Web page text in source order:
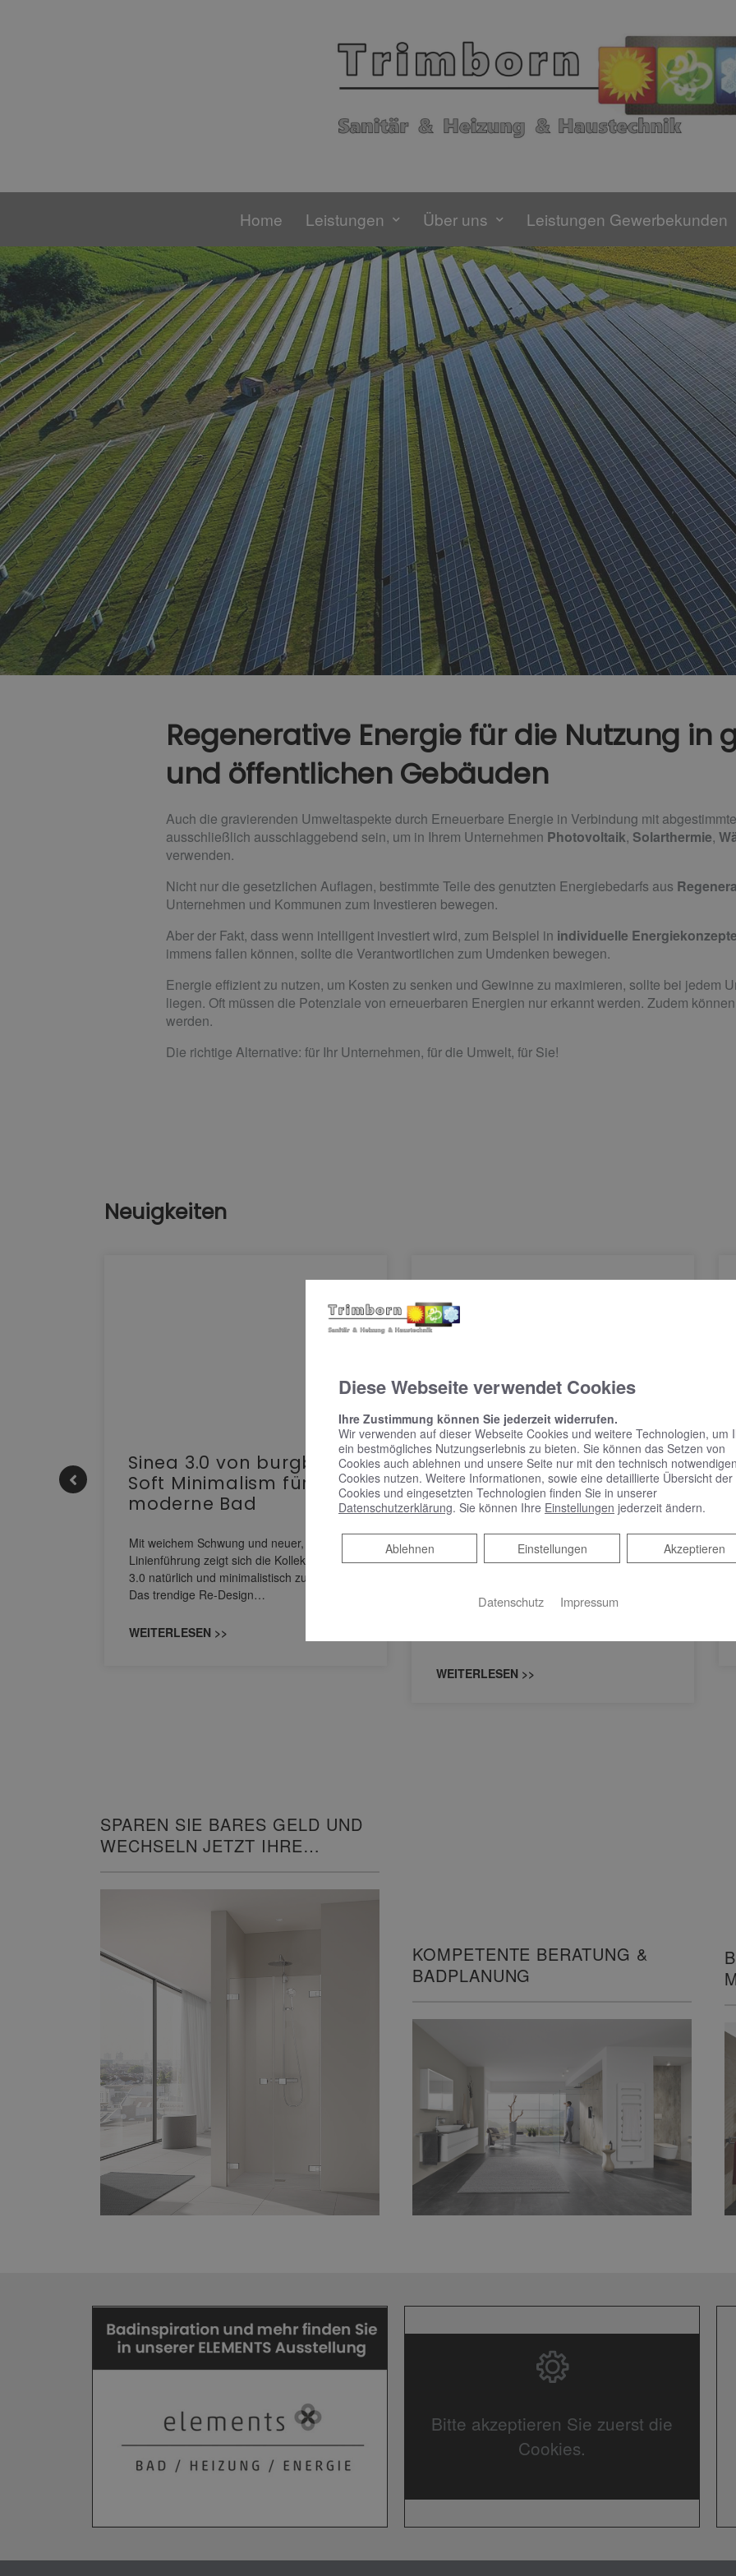
Home Leistungen Über uns Leistungen Gewerbekunden
Regenerative Energie für die Nutzung in
und öffentlichen Gebäuden
Auch die gravierenden Umweltaspekte durch Erneuerbare Energie in Verbindung mit
ausschließlich ausschlaggebend sein, um in Ihrem Unternehmen Photovoltaik, Solarthermie,
verwenden.
Nicht nur die gesetzlichen Auflagen, bestimmte Teile des genutzten Energiebedarfs aus
Unternehmen und Kommunen zum Investieren bewegen.
Aber der Fakt, dass wenn intelligent investiert wird, zum Beispiel in individuelle Energiekonzepte
immens fallen können, sollte die Verantwortlichen zum Umdenken bewegen.
Energie effizient zu nutzen, um Kosten zu senken und Gewinne zu maximieren, sollte bei jedem
liegen. Oft müssen die Potenziale von erneuerbaren Energien nur erkannt werden. Zudem
werden.
Die richtige Alternative: für Ihr Unternehmen, für die Umwelt, für Sie!
Neuigkeiten
Sinea 3.0 von burgbad:
Soft Minimalism für das
moderne Bad
Mit weichem Schwung und neuer, markanter
Linienführung zeigt sich die Kollektion Sinea
3.0 natürlich und minimalistisch zugleich.
Das trendige Re-Design…
WEITERLESEN >>
KEUCO PHÖNIX –
Spiegelschrank punktet
mit reduziertem Design
Bedienung
Design und benutzerfreundlicher Bedienung
WEITERLESEN >>
SPAREN SIE BARES GELD UND
WECHSELN JETZT IHRE
KOMPETENTE BERATUNG &
BADPLANUNG
Bitte akzeptieren Sie zuerst die
Cookies.
Diese Webseite verwendet Cookies
Ihre Zustimmung können Sie jederzeit widerrufen.
Wir verwenden auf dieser Webseite Cookies und weitere Technologien, um
ein bestmögliches Nutzungserlebnis zu bieten. Sie können das Setzen von
Cookies auch ablehnen und unsere Seite nur mit den technisch notwendigen
Cookies nutzen. Weitere Informationen, sowie eine detaillierte Übersicht der
Cookies und eingesetzten Technologien finden Sie in unserer
Datenschutzerklärung. Sie können Ihre Einstellungen jederzeit ändern.
Akzeptieren
Einstellungen
Ablehnen
Ablehnen
Datenschutz Impressum